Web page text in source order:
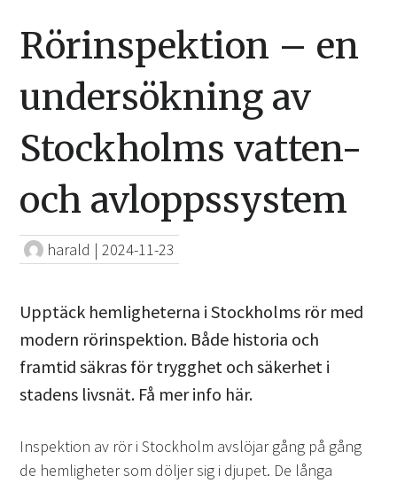
Rörinspektion – en
undersökning av
Stockholms vatten-
och avloppssystem
harald |2024-11-23
Upptäck hemligheterna i Stockholms rör med
modern rörinspektion. Både historia och
framtid säkras för trygghet och säkerhet i
stadens livsnät. Få mer info här.
Inspektion av rör i Stockholm avslöjar gång på gång
de hemligheter som döljer sig i djupet. De långa